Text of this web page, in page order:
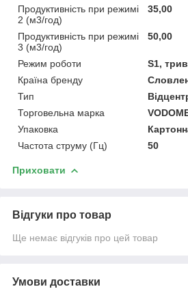
Продуктивність при режимі
2 (м3/год)
35,00
Продуктивність при режимі
3 (м3/год)
50,00
Режим роботи
S1,
Країна бренду
Тип
Торговельна марка
Упаковка
Частота струму (Гц)
50
Приховати
Відгуки про товар
Ще немає відгуків про цей товар
Умови доставки